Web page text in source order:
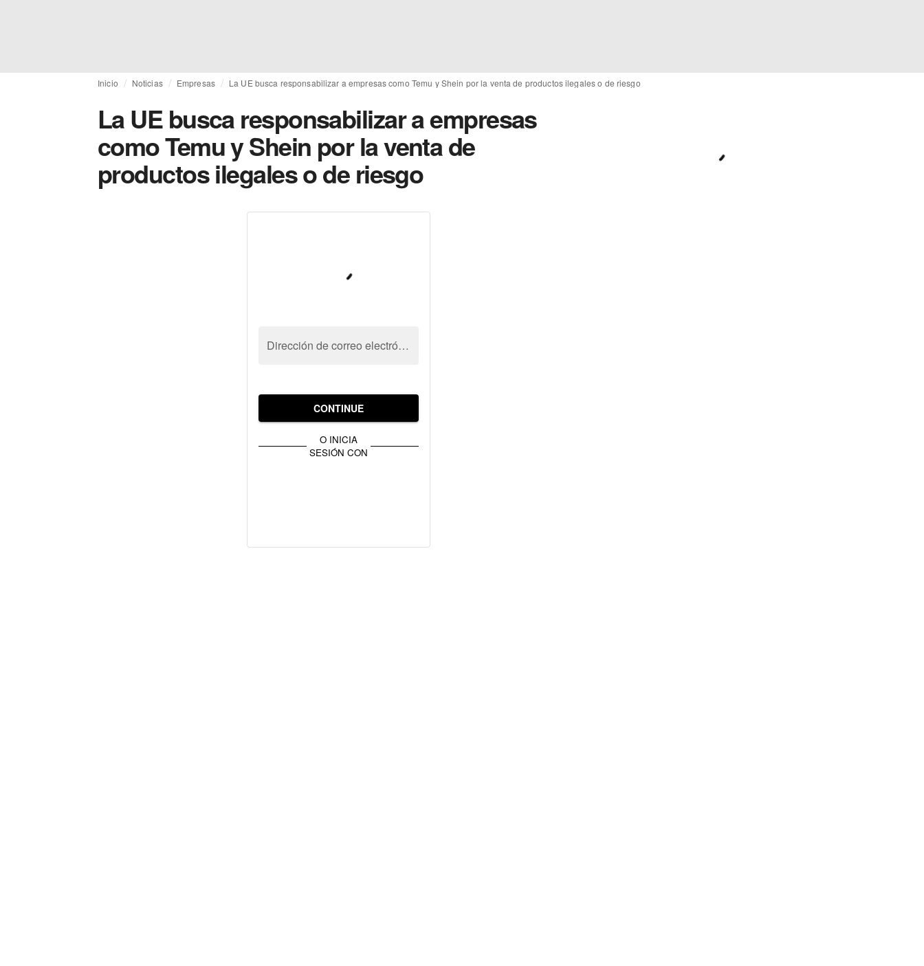
Inicio Noticias Empresas La UE busca responsabilizar a empresas como Temu y Shein por la venta de productos ilegales o de riesgo
La UE busca responsabilizar a empresas
como Temu y Shein por la venta de
productos ilegales o de riesgo
Dirección de correo electrónico
CONTINUE
O INICIA
SESIÓN CON